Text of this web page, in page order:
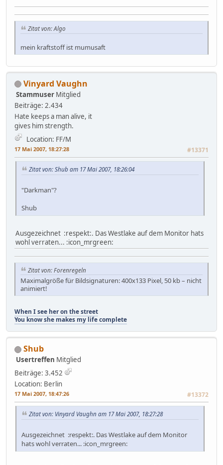
Zitat von: Algo
mein kraftstoff ist mumusaft
Vinyard Vaughn
Stammuser Mitglied
Beiträge: 2.434
Hate keeps a man alive, it
gives him strength.
Location: FF/M
17 Mai 2007, 18:27:28 #13371
Zitat von: Shub am 17 Mai 2007, 18:26:04
"Darkman"?
Shub
Ausgezeichnet :respekt:. Das Westlake auf dem Monitor hats
wohl verraten... :icon_mrgreen:
Zitat von: Forenregeln
Maximalgröße für Bildsignaturen: 400x133 Pixel, 50 kb – nicht
animiert!
When I see her on the street
You know she makes my life complete
Shub
Usertreffen Mitglied
Beiträge: 3.452
Location: Berlin
17 Mai 2007, 18:47:26 #13372
Zitat von: Vinyard Vaughn am 17 Mai 2007, 18:27:28
Ausgezeichnet :respekt:. Das Westlake auf dem Monitor
hats wohl verraten... :icon_mrgreen: